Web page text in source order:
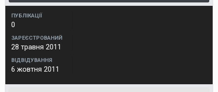
ПУБЛІКАЦІЇ
0
ЗАРЕЄСТРОВАНИЙ
28 травня 2011
ВІДВІДУВАННЯ
6 жовтня 2011